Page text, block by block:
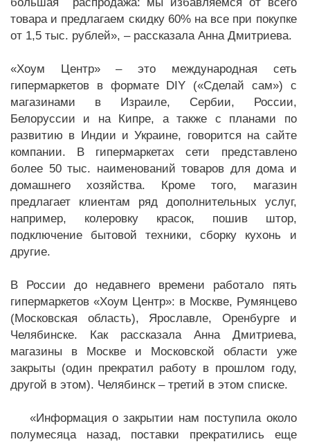
товара и предлагаем скидку 60% на все при покупке
от 1,5 тыс. рублей», – рассказала Анна Дмитриева.
«Хоум Центр» – это международная сеть
гипермаркетов в формате DIY («Сделай сам») с
магазинами в Израиле, Сербии, России,
Белоруссии и на Кипре, а также с планами по
развитию в Индии и Украине, говорится на сайте
компании. В гипермаркетах сети представлено
более 50 тыс. наименований товаров для дома и
домашнего хозяйства. Кроме того, магазин
предлагает клиентам ряд дополнительных услуг,
например, колеровку красок, пошив штор,
подключение бытовой техники, сборку кухонь и
другие.
В России до недавнего времени работало пять
гипермаркетов «Хоум Центр»: в Москве, Румянцево
(Московская область), Ярославле, Оренбурге и
Челябинске. Как рассказала Анна Дмитриева,
магазины в Москве и Московской области уже
закрыты (один прекратил работу в прошлом году,
другой в этом). Челябинск – третий в этом списке.
«Информация о закрытии нам поступила около
полумесяца назад, поставки прекратились еще